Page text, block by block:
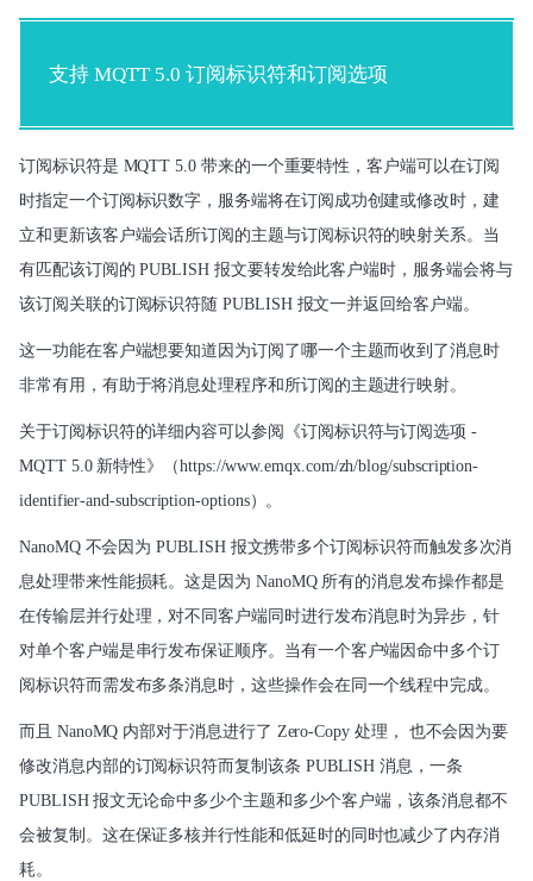
支持 MQTT 5.0 订阅标识符和订阅选项
订阅标识符是 MQTT 5.0 带来的一个重要特性，客户端可以在订阅
时指定一个订阅标识数字，服务端将在订阅成功创建或修改时，建
立和更新该客户端会话所订阅的主题与订阅标识符的映射关系。当
有匹配该订阅的 PUBLISH 报文要转发给此客户端时，服务端会将与
该订阅关联的订阅标识符随 PUBLISH 报文一并返回给客户端。
这一功能在客户端想要知道因为订阅了哪一个主题而收到了消息时
非常有用，有助于将消息处理程序和所订阅的主题进行映射。
关于订阅标识符的详细内容可以参阅《订阅标识符与订阅选项 -
MQTT 5.0 新特性》（https://www.emqx.com/zh/blog/subscription-
identifier-and-subscription-options）。
NanoMQ 不会因为 PUBLISH 报文携带多个订阅标识符而触发多次消
息处理带来性能损耗。这是因为 NanoMQ 所有的消息发布操作都是
在传输层并行处理，对不同客户端同时进行发布消息时为异步，针
对单个客户端是串行发布保证顺序。 当有一个客户端因命中多个订
阅标识符而需发布多条消息时，这些操作会在同一个线程中完成。
而且 NanoMQ 内部对于消息进行了 Zero-Copy 处理， 也不会因为要
修改消息内部的订阅标识符而复制该条 PUBLISH 消息，一条
PUBLISH 报文无论命中多少个主题和多少个客户端，该条消息都不
会被复制。 这在保证多核并行性能和低延时的同时也减少了内存消
耗。